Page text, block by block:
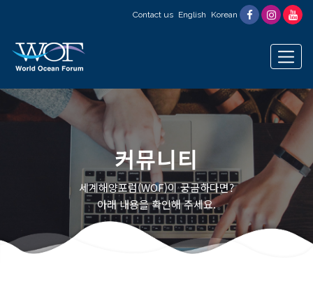
Contact us English Korean
커뮤니티
세계해양포럼(WOF)이 궁금하다면?
아래 내용을 확인해 주세요.